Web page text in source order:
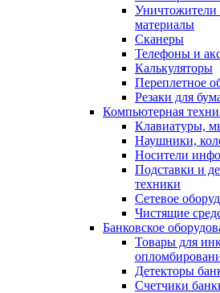
Уничтожители
материалы
Сканеры
Телефоны и
Калькуляторы
Переплетное
Резаки для
Компьютерная
Клавиатуры,
Наушники,
Носители
Подставки и
техники
Сетевое
Чистящие
Банковское
Товары для
Детекторы
Счетчики